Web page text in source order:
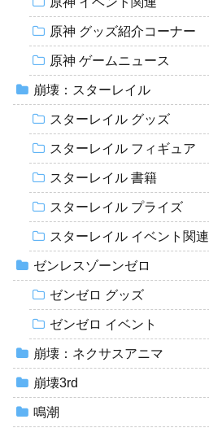
原神 グッズ紹介コーナー
原神 ゲームニュース
崩壊：スターレイル
スターレイル グッズ
スターレイル フィギュア
スターレイル 書籍
スターレイル プライズ
スターレイル イベント関連
ゼンレスゾーンゼロ
ゼンゼロ グッズ
ゼンゼロ イベント
崩壊：ネクサスアニマ
崩壊3rd
鳴潮